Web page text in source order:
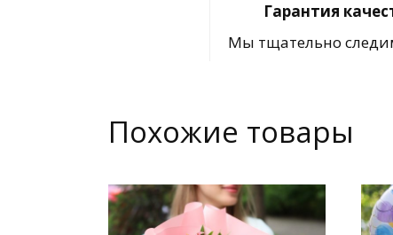
Гарантия
Мы тщательно
Похожие товары